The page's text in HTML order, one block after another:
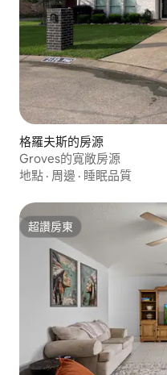
格羅夫斯的房源
Groves的寬敞房源
地點 · 周邊 · 睡眠品質
超讚房東
超讚房東